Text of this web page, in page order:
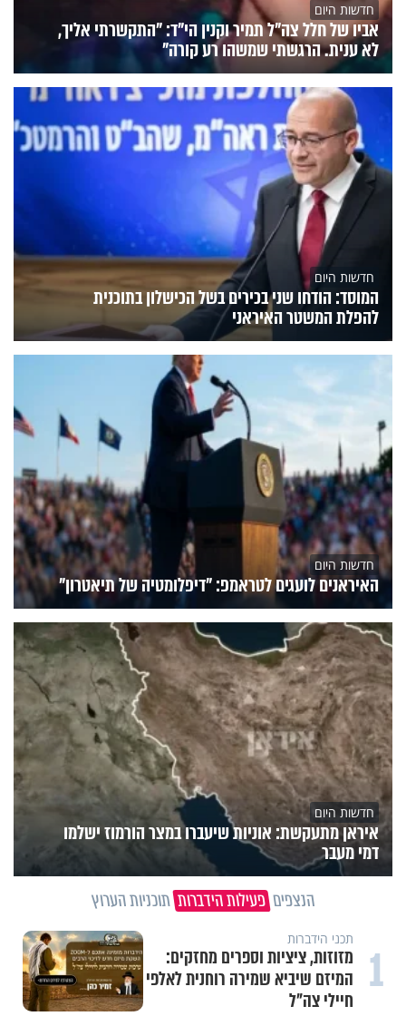
חדשות היום
אביו של חלל צה"ל תמיר וקנין הי"ד: "התקשרתי אליך,
לא ענית. הרגשתי שמשהו רע קורה"
חדשות היום
המוסד: הודחו שני בכירים בשל הכישלון בתוכנית
להפלת המשטר האיראני
חדשות היום
האיראנים לועגים לטראמפ: "דיפלומטיה של תיאטרון"
חדשות היום
איראן מתעקשת: אוניות שיעברו במצר הורמוז ישלמו
דמי מעבר
הנצפים פעילות הידברות תוכניות הערוץ
1 תכני הידברות
מזוזות, ציציות וספרים מחזקים:
המיזם שיביא שמירה רוחנית לאלפי
חיילי צה"ל